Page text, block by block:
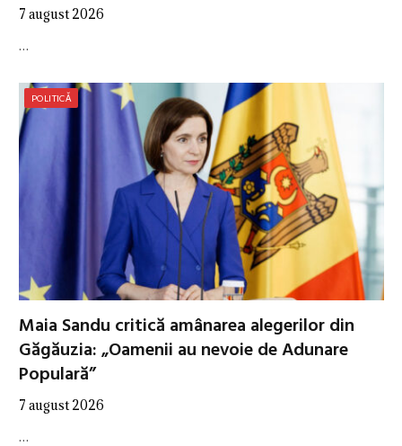
7 august 2026
…
POLITICĂ
Maia Sandu critică amânarea alegerilor din
Găgăuzia: „Oamenii au nevoie de Adunare
Populară”
7 august 2026
…